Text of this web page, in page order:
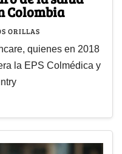
Colombia
ORILLAS
quienes en 2018
la EPS Colmédica y